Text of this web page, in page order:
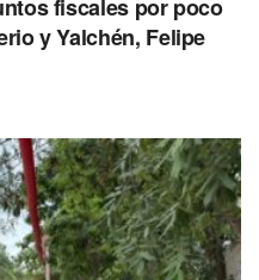
los dos sujetos
de la calle 92 A,
se aproximaron a
fiscales por poco
y Yalchén, Felipe